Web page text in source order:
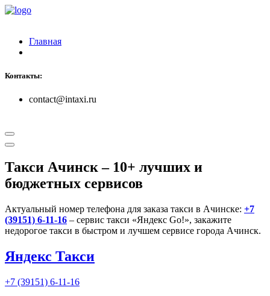
Главная
Контакты:
contact@intaxi.ru
Такси Ачинск– 10+ лучших и
бюджетных сервисов
Актуальный номер телефона для заказа такси в Ачинске: +7
(39151) 6-11-16 – сервис такси «Яндекс Go!», закажите
недорогое такси в быстром и лучшем сервисе города Ачинск.
Яндекс Такси
+7 (39151) 6-11-16